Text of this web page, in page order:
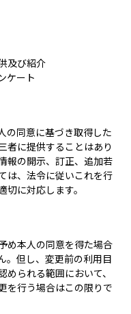
及び紹介
ケート
の同意に基づき取得した
者に提供することはあり
報の開示、訂正、追加若
は、法令に従いこれを行
に対応します。
め本人の同意を得た場合
。但し、変更前の利用目
られる範囲において、
を行う場合はこの限りで